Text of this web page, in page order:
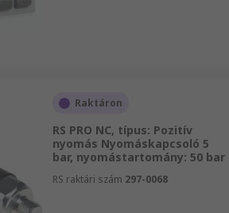
Raktáron
RS PRO NC, típus: Pozitív
nyomás Nyomáskapcsoló 5
bar, nyomástartomány: 50 bar
RS raktári szám 297-0068